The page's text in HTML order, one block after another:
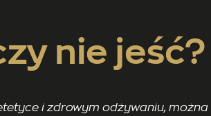
nie jeść?
i zdrowym odżywaniu,